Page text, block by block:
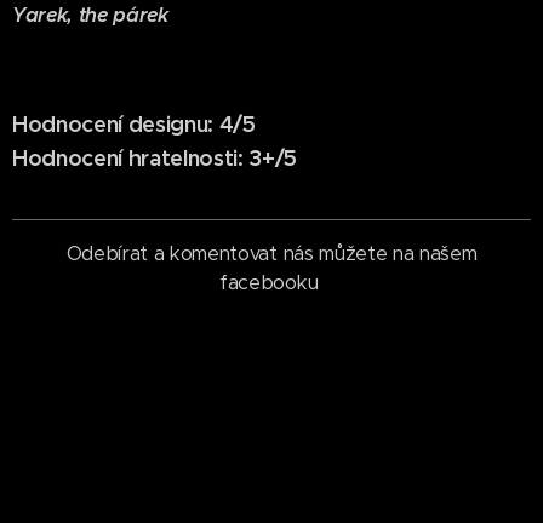
Yarek, the párek
Hodnocení designu: 4/5
Hodnocení hratelnosti: 3+/5
Odebírat a komentovat nás můžete na našem
facebooku